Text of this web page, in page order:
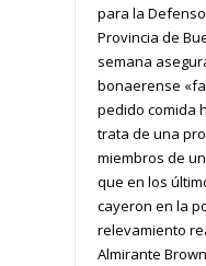
para la
Provincia de
semana
bonaerense
pedido comida
trata de una
miembros de
que en los
cayeron en la
relevamiento
Almirante